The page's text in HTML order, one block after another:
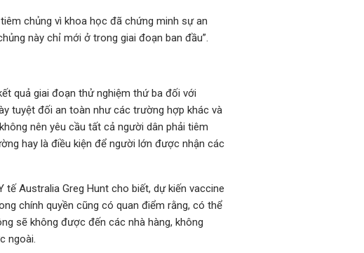
chủng vì khoa học đã chứng minh sự an
này chỉ mới ở trong giai đoạn ban đầu”.
quả giai đoạn thử nghiệm thứ ba đối với
tuyệt đối an toàn như các trường hợp khác và
nên yêu cầu tất cả người dân phải tiêm
hay là điều kiện để người lớn được nhận các
Australia Greg Hunt cho biết, dự kiến vaccine
chính quyền cũng có quan điểm rằng, có thể
sẽ không được đến các nhà hàng, không
ngoài.